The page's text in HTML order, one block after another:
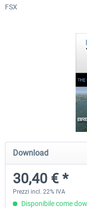
Mega Airport Frankfurt
30,71 € *
FSX
Download
30,40 € *
Prezzi incl. 22% IVA
Disponibile come